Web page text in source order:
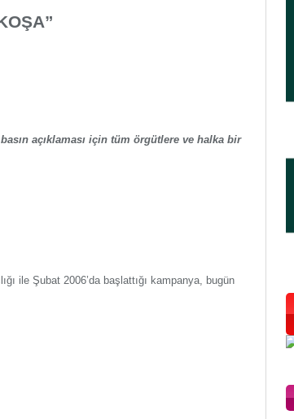
açıklaması için tüm örgütlere ve halka bir
ile Şubat 2006’da başlattığı kampanya, bugün